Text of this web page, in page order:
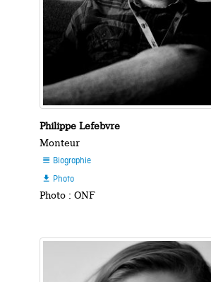
Philippe Lefebvre
Monteur
 Biographie
 Photo
Photo : ONF